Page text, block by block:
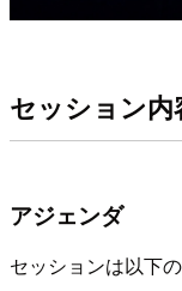
セッション内
アジェンダ
セッションは以下